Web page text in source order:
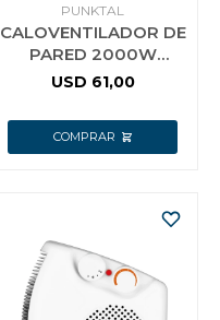
PUNKTAL
CALOVENTILADOR DE
PARED 2000W
PUNKTAL 6900CF
USD 61,00